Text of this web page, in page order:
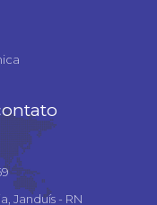
Janduís - RN